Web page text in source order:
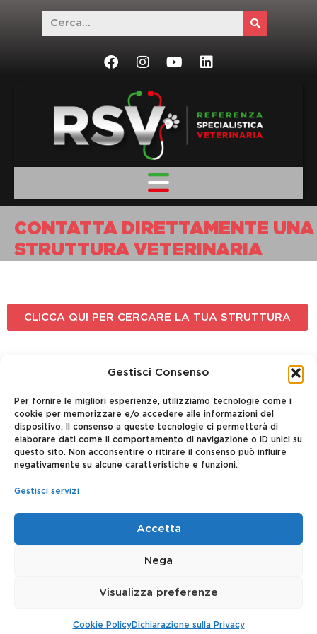
Gestisci Consenso
Per fornire le migliori esperienze, utilizziamo tecnologie come i
cookie per memorizzare e/o accedere alle informazioni del
dispositivo. Il consenso a queste tecnologie ci permetterà di
elaborare dati come il comportamento di navigazione o ID unici su
questo sito. Non acconsentire o ritirare il consenso può influire
negativamente su alcune caratteristiche e funzioni.
Gestisci servizi
Accetta
Nega
Visualizza preferenze
Cookie PolicyDichiarazione sulla Privacy
CONTATTA DIRETTAMENTE UNA
STRUTTURA VETERINARIA
CLICCA QUI PER CERCARE LA TUA STRUTTURA
Centro Specialistico Veterinario srl | Via dei Fontanili 11/a, 20141,
Milano (MI)
P.IVA 04461600969 | SDI: SUBM70N | Capitale sociale
centrospecialisticoveterinariosrl@pec.it